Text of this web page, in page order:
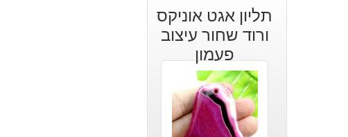
תליון אגט אוניקס
ורוד שחור עיצוב
פעמון